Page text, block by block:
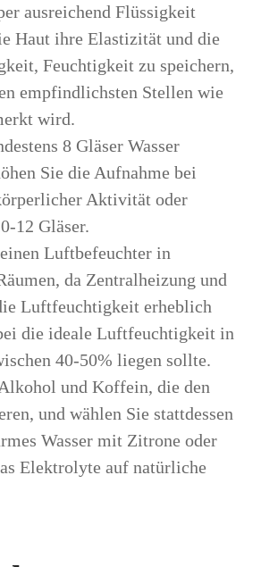
ausreichend Flüssigkeit
Haut ihre Elastizität und die
Feuchtigkeit zu speichern,
empfindlichsten Stellen wie
wird.
8 Gläser Wasser
Sie die Aufnahme bei
Aktivität oder
12 Gläser.
Luftbefeuchter in
da Zentralheizung und
Luftfeuchtigkeit erheblich
die ideale Luftfeuchtigkeit in
40-50% liegen sollte.
und Koffein, die den
und wählen Sie stattdessen
Wasser mit Zitrone oder
Elektrolyte auf natürliche